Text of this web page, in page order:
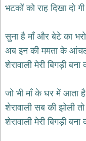
प्रथम
home
कृष्ण
भजन
krishna
शिव
भजन
bhajans
भटकों को राह दिखा दो गी
सुना है माँ और बेटे का
अब इन की ममता के आंचल
शेरावाली मेरी बिगड़ी बना
जो भी माँ के घर में आता है
शेरावाली सब की झोली तो
शेरावाली मेरी बिगड़ी बना